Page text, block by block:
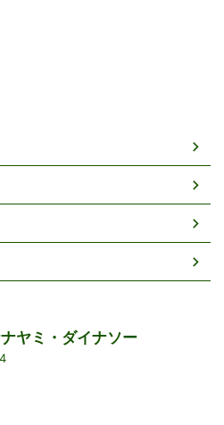
ヤミ・ダイナソー